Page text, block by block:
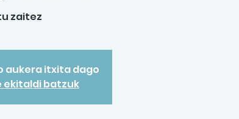
zaitez
aukera itxita dago
ekitaldi batzuk